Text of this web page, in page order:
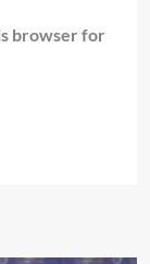
browser for